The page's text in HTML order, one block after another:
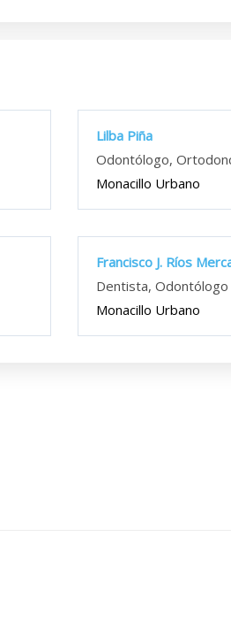
Lilba Piña
Odontólogo,
Monacillo Urbano
Francisco J. Ríos
Dentista, Odontólogo
Monacillo Urbano